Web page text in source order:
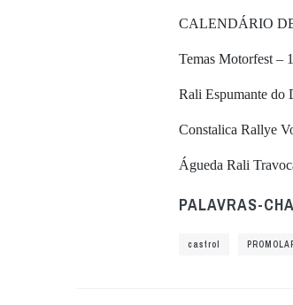
CALENDÁRIO
Temas Motorfest –
Rali Espumante do
Constalica Rallye
Águeda Rali
PALAVRAS-
castrol